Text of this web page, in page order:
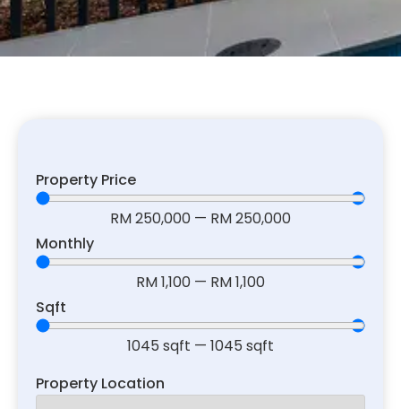
Property Price
RM250,000 — RM250,000
Monthly
RM1,100 — RM1,100
Sqft
1045 sqft — 1045 sqft
Property Location